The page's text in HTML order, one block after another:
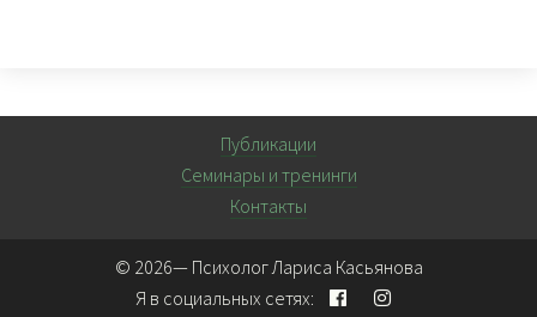
Публикации
Семинары и тренинги
Контакты
© 2026— Психолог Лариса Касьянова
Я в социальных сетях: